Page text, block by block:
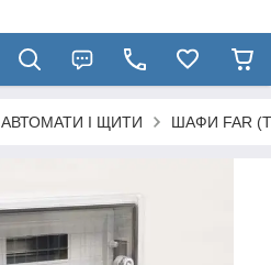
АВТОМАТИ І ЩИТИ ШАФИ FAR